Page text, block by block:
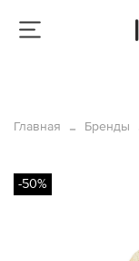
Главная Бренды
-50%